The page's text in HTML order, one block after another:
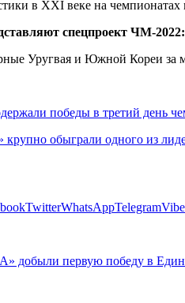
в XXI веке на чемпионатах
спецпроект ЧМ-
победы в третий день
крупно обыграли одного из
TwitterWhatsAppTelegram
добыли первую победу в